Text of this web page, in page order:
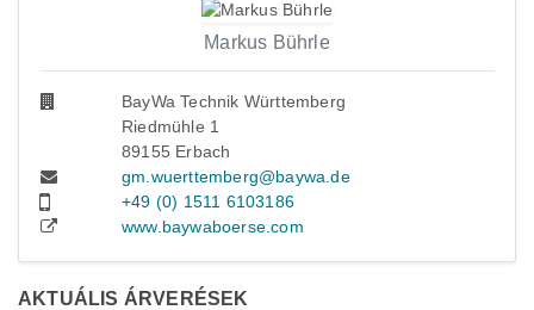
Markus Bührle
BayWa Technik Württemberg
Riedmühle 1
89155 Erbach
gm.wuerttemberg@baywa.de
+49 (0) 1511 6103186
www.baywaboerse.com
AKTUÁLIS ÁRVERÉSEK